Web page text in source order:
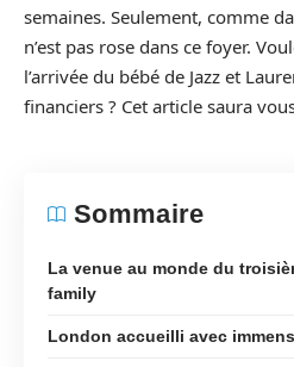
semaines. Seulement, comme
n’est pas rose dans ce foyer.
l’arrivée du bébé de Jazz et
financiers ? Cet article saura
Sommaire
La venue au monde du
family
London accueilli avec